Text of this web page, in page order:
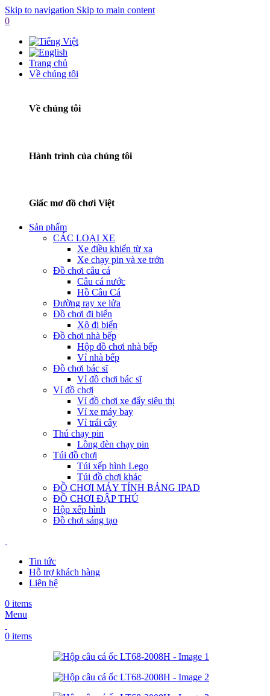
Skip to navigation Skip to main content
0
Trang chủ
Về chúng tôi
Về chúng tôi
Hành trình của chúng tôi
Giấc mơ đồ chơi Việt
Sản phẩm
CÁC LOẠI XE
Xe điều khiển từ xa
Xe chạy pin và xe trớn
Đồ chơi câu cá
Câu cá nước
Hồ Câu Cá
Đường ray xe lửa
Đồ chơi đi biển
Xô đi biển
Đồ chơi nhà bếp
Hộp đồ chơi nhà bếp
Vỉ nhà bếp
Đồ chơi bác sĩ
Vỉ đồ chơi bác sĩ
Vỉ đồ chơi
Vỉ đồ chơi xe đẩy siêu thị
Vỉ xe máy bay
Vỉ trái cây
Thú chạy pin
Lồng đèn chạy pin
Túi đồ chơi
Túi xếp hình Lego
Túi đồ chơi khác
ĐỒ CHƠI MÁY TÍNH BẢNG IPAD
ĐỒ CHƠI ĐẬP THÚ
Hộp xếp hình
Đồ chơi sáng tạo
Tin tức
Hỗ trợ khách hàng
Liên hệ
0 items
Menu
0 items